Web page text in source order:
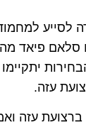
לסייע
סלאם פיאד
עזה.
עזה